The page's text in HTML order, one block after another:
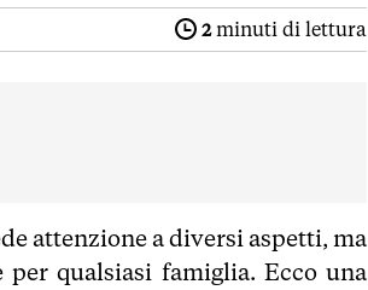
2minuti di lettura
attenzione a diversi aspetti, ma
per qualsiasi famiglia. Ecco una